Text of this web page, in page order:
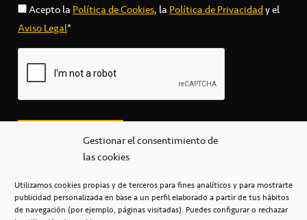
Gestionar el consentimiento de
las cookies
Utilizamos cookies propias y de terceros para fines analíticos y para mostrarte
publicidad personalizada en base a un perfil elaborado a partir de tus hábitos
de navegación (por ejemplo, páginas visitadas). Puedes configurar o rechazar
Acepto laPolítica de Cookies, laPolítica de Privacidady el
Aviso Legal*
secretaria@cbcanarias.es